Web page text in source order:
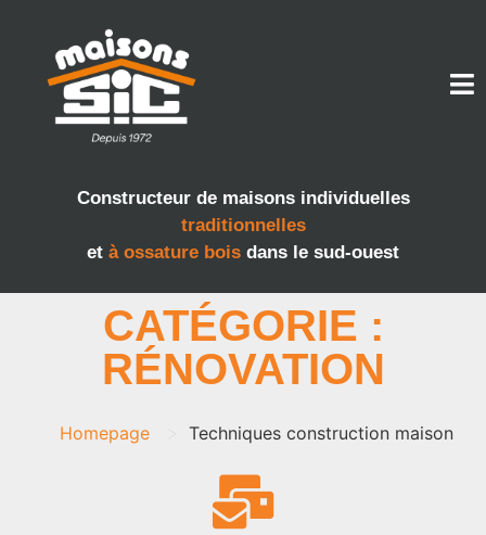
Constructeur de maisons individuelles
traditionnelles
et à ossature bois dans le sud-ouest
CATÉGORIE :
RÉNOVATION
Homepage Techniques construction maison